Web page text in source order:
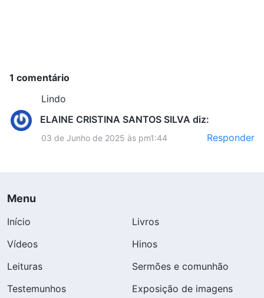
1 comentário
ELAINE CRISTINA SANTOS SILVA diz:
03 de Junho de 2025 às pm1:44
Lindo
Responder
Menu
Início
Livros
Vídeos
Hinos
Leituras
Sermões e comunhão
Testemunhos
Exposição de imagens